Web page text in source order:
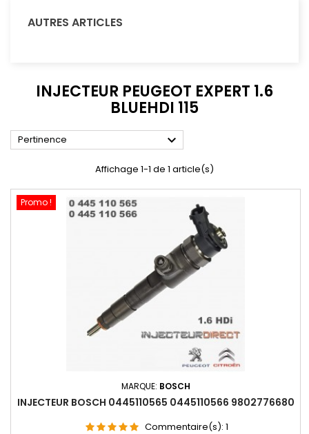
AUTRES ARTICLES
INJECTEUR PEUGEOT EXPERT 1.6
BLUEHDI 115
Pertinence 
Affichage 1-1 de 1 article(s)
Promo !
MARQUE: BOSCH
INJECTEUR BOSCH 0445110565 0445110566 9802776680
Commentaire(s): 1